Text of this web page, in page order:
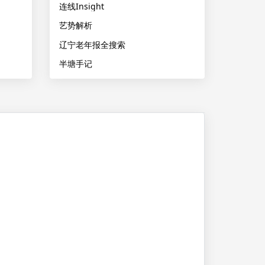
连线Insight
艺势解析
辽宁老年报全搜索
半塘手记